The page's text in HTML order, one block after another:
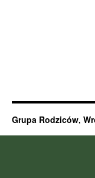
Grupa Rodziców,